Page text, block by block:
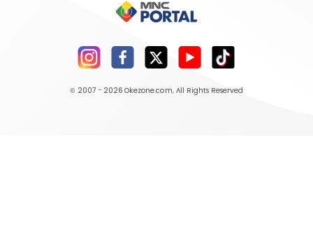
© 2007 - 2026 Okezone.com, All Rights Reserved